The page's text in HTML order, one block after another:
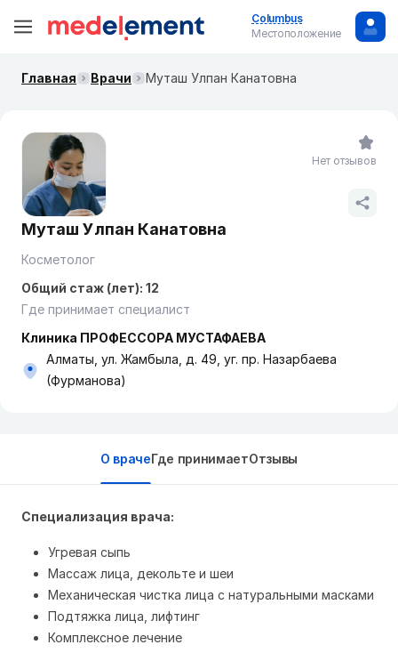
Columbus
Местоположение
Главная Врачи Муташ Улпан Канатовна
Муташ Улпан Канатовна
Косметолог
Общий стаж (лет): 12
Где принимает специалист
Клиника ПРОФЕССОРА МУСТАФАЕВА
Алматы, ул. Жамбыла, д. 49, уг. пр. Назарбаева
(Фурманова)
Нет отзывов
О врачеГде принимаетОтзывы
Специализация врача:
Угревая сыпь
Массаж лица, декольте и шеи
Механическая чистка лица с натуральными масками
Подтяжка лица, лифтинг
Комплексное лечение